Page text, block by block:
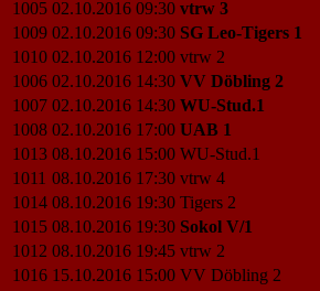
1005 02.10.2016 09:30 vtrw 3
1009 02.10.2016 09:30 SG Leo-Tigers 1
1010 02.10.2016 12:00 vtrw 2
1006 02.10.2016 14:30 VV Döbling 2
1007 02.10.2016 14:30 WU-Stud.1
1008 02.10.2016 17:00 UAB 1
1013 08.10.2016 15:00 WU-Stud.1
1011 08.10.2016 17:30 vtrw 4
1014 08.10.2016 19:30 Tigers 2
1015 08.10.2016 19:30 Sokol V/1
1012 08.10.2016 19:45 vtrw 2
1016 15.10.2016 15:00 VV Döbling 2